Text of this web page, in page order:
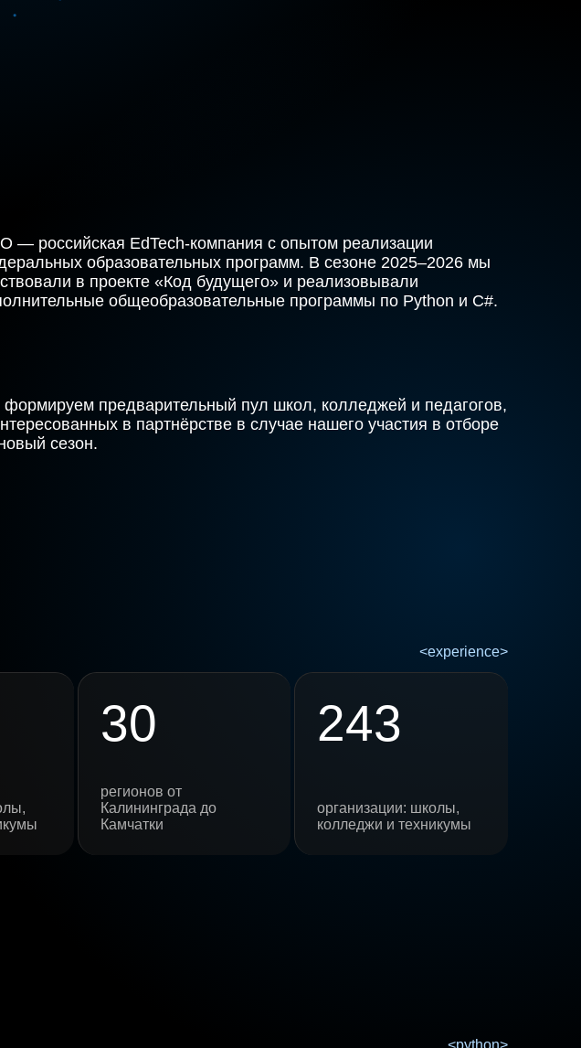
— российская EdTech-компания с опытом реализации
образовательных программ. В сезоне 2025–2026 мы
в проекте «Код будущего» и реализовывали
общеобразовательные программы по Python и C#.
предварительный пул школ, колледжей и педагогов,
в партнёрстве в случае нашего участия в отборе
сезон.
30
регионов от
Калининграда до
Камчатки
243
организации: школы,
колледжи и техникумы